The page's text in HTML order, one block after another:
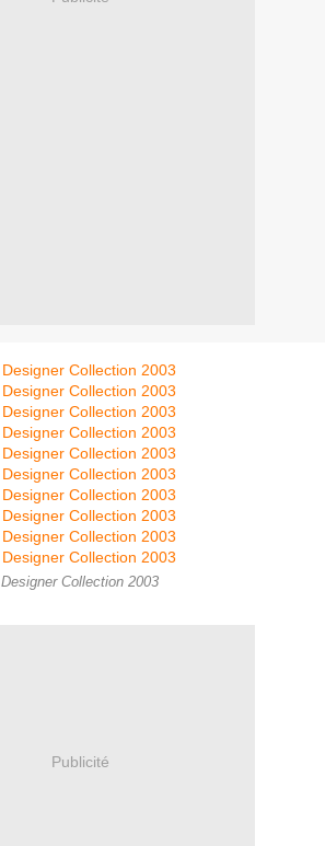
Designer Collection 2003
Publicité